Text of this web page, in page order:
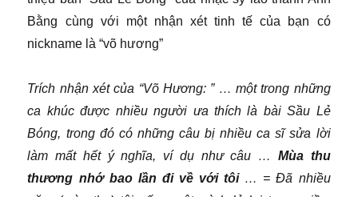
Bằng cùng với một nhận xét tinh tế của bạn có
nickname là “võ hương”
Trích nhận xét của “Võ Hương: ” … một trong những
ca khúc được nhiều người ưa thích là bài Sầu Lẻ
Bóng, trong đó có những câu bị nhiều ca sĩ sửa lời
làm mất hết ý nghĩa, ví dụ như câu … Mùa thu
thương nhớ bao lần đi về với tôi… = Đã nhiều